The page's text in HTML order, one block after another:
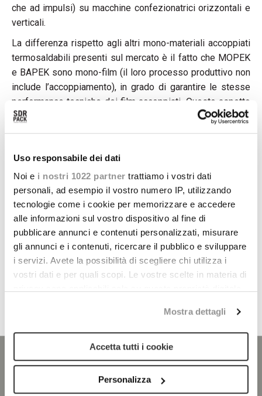
Uso responsabile dei dati
Noi e i nostri 1022 partner trattiamo i vostri dati
personali, ad esempio il vostro numero IP, utilizzando
tecnologie come i cookie per memorizzare e accedere
alle informazioni sul vostro dispositivo al fine di
pubblicare annunci e contenuti personalizzati, misurare
gli annunci e i contenuti, ricercare il pubblico e sviluppare
i servizi. Avete la possibilità di scegliere chi utilizza i
vostri dati e per quali scopi. Le vostre scelte in materia di
modificare o revocare il proprio consenso in qualsiasi
momento dalla Dichiarazione sui cookie o facendo clic
sull'icona di attivazione della privacy.
Mostra dettagli
Accetta tutti i cookie
Personalizza
che ad impulsi) su macchine confezionatrici orizzontali e
verticali.
La differenza rispetto agli altri mono-materiali accoppiati
termosaldabili presenti sul mercato è il fatto che MOPEK
e BAPEK sono mono-film (il loro processo produttivo non
include l’accoppiamento), in grado di garantire le stesse
performance tecniche dei film accoppiati. Questo aspetto
è importantissimo perché facilita le operazioni di riciclo
del packaging nel suo fine vita.
che sono da sempre nel Dna di SDR PACK, ci hanno
permesso di inventare un materiale unico e rivoluzionario,
che dopo un percorso di due anni ha finalmente ottenuto il
brevetto.
Per maggiori informazioni sui nostri imballaggi riciclabili
brevettati:
CONTATTACI
ISCRIVITI ALLA NOSTRA NEWSLETTER